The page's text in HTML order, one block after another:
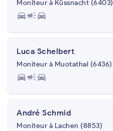
Moniteur à Küssnacht (6403)
directions_carcampaigndirections_car
Luca Schelbert
Moniteur à Muotathal (6436)
directions_carcampaigndirections_car
André Schmid
Moniteur à Lachen (8853)